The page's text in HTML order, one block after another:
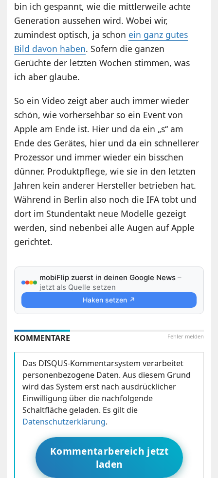
bin ich gespannt, wie die mittlerweile achte
Generation aussehen wird. Wobei wir,
zumindest optisch, ja schon ein ganz gutes
Bild davon haben. Sofern die ganzen
Gerüchte der letzten Wochen stimmen, was
ich aber glaube.
So ein Video zeigt aber auch immer wieder
schön, wie vorhersehbar so ein Event von
Apple am Ende ist. Hier und da ein „s“ am
Ende des Gerätes, hier und da ein schnellerer
Prozessor und immer wieder ein bisschen
dünner. Produktpflege, wie sie in den letzten
Jahren kein anderer Hersteller betrieben hat.
Während in Berlin also noch die IFA tobt und
dort im Stundentakt neue Modelle gezeigt
werden, sind nebenbei alle Augen auf Apple
gerichtet.
mobiFlip zuerst in deinen Google News –
jetzt als Quelle setzen
Haken setzen ↗
Fehler melden
KOMMENTARE
Das DISQUS-Kommentarsystem verarbeitet
personenbezogene Daten. Aus diesem Grund
wird das System erst nach ausdrücklicher
Einwilligung über die nachfolgende
Schaltfläche geladen. Es gilt die
Datenschutzerklärung.
Kommentarbereich jetzt
laden